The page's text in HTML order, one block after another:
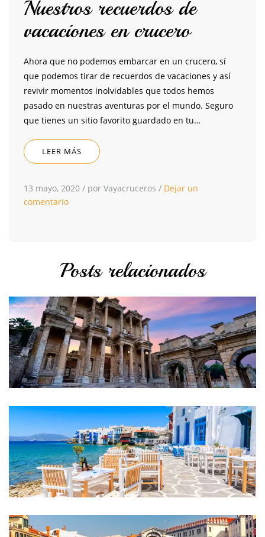
Nuestros recuerdos de
vacaciones en crucero
Ahora que no podemos embarcar en un crucero, sí
que podemos tirar de recuerdos de vacaciones y así
revivir momentos inolvidables que todos hemos
pasado en nuestras aventuras por el mundo. Seguro
que tienes un sitio favorito guardado en tu…
LEER MÁS
13 mayo, 2020 / por Vayacruceros / Dejar un
comentario
Posts relacionados